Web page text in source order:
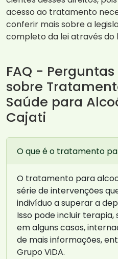
acesso ao tratamento
conferir mais sobre a
completo da lei através do
FAQ -
sobre
Saúde para
Cajati
O que é o tratamento
O tratamento para
série de intervenções
indivíduo a superar a
Isso pode incluir
em alguns casos,
de mais informações,
Grupo ViDA.